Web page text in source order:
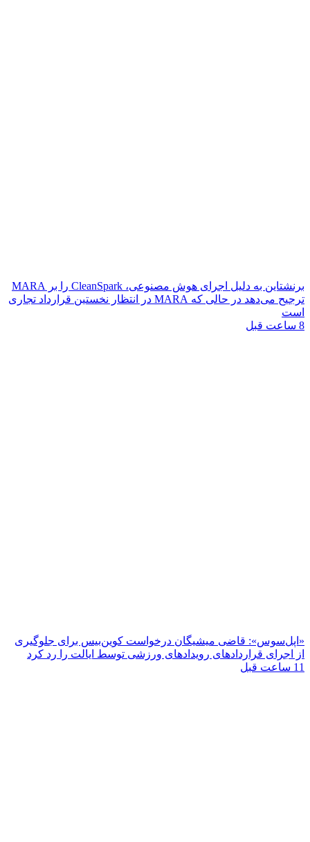
برنشتاین به دلیل اجرای هوش مصنوعی، CleanSpark را بر MARA
ترجیح می‌دهد در حالی که MARA در انتظار نخستین قرارداد تجاری
است
8 ساعت قبل
«اپل‌سوس»: قاضی میشیگان درخواست کوین‌بیس برای جلوگیری
از اجرای قراردادهای رویدادهای ورزشی توسط ایالت را رد کرد
11 ساعت قبل